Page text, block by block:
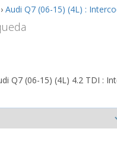
› Audi Q7 (06-15) (4L) :
Q7 (06-15) (4L) 4.2 TDI :